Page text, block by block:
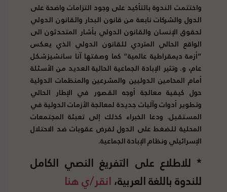
واختتمت الندوة بالتأكيد على وجود التزامات واضحة على
الدول والشركات نابعة من قانون البحار والقانون الدولي
لحقوق الإنسان والقانون الدولي بأشار المتحدثون الى
الواقع الحالي المتردي للقانون الدولي الذي يعكس
”أزمة ديمقراطية عالمية“ كما وصفتها آنا سانشيزشكل
عام، و. وتثير الإبادة الجماعية الحالية العديد من الأسئلة
أمام المحامين الدوليين والمشرعين والمنظمات الدولية
حول كيفية معالجة أوجه القصور في الإطار الحالي
وتطوير أدوات وآليات جديدة لمعالجة الأزمات الدولية في
المستقبل. ودعا الخبراء كذلك إلى تعبئة المجتمعات
المحلية للضغط على الدول لفرض عقوبات ضد الاحتلال
الإسرائيلي ونظام الإبادة الجماعية.
* للاطلاع على التفريغ النصي الكامل
للندوة باللغة العربية،انقر/ي هنا